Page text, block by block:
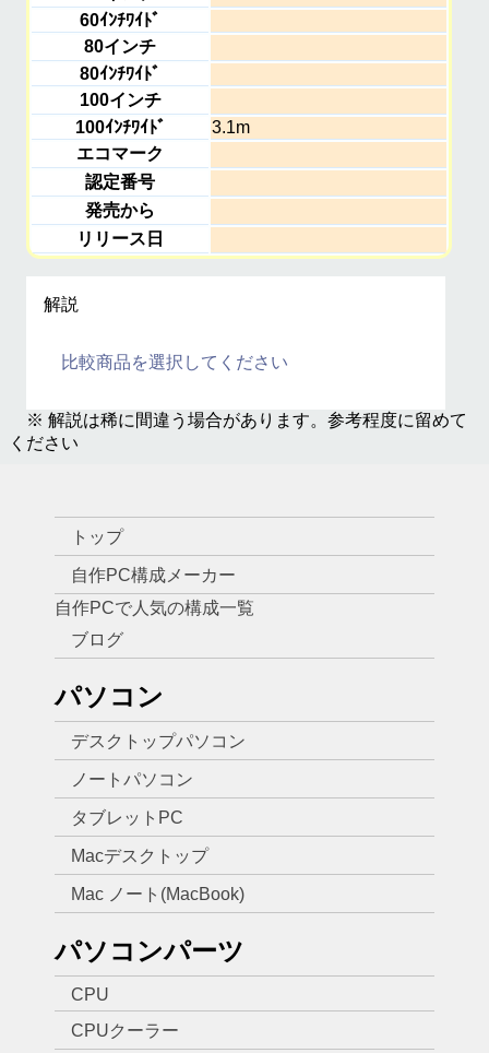
60ｲﾝﾁﾜｲﾄﾞ
80インチ
80ｲﾝﾁﾜｲﾄﾞ
100インチ
100ｲﾝﾁﾜｲﾄﾞ
3.1m
エコマーク
認定番号
発売から
リリース日
解説
比較商品を選択してください
※ 解説は稀に間違う場合があります。参考程度に留めて
ください
トップ
自作PC構成メーカー
自作PCで人気の構成一覧
ブログ
パソコン
デスクトップパソコン
ノートパソコン
タブレットPC
Macデスクトップ
Mac ノート(MacBook)
パソコンパーツ
CPU
CPUクーラー